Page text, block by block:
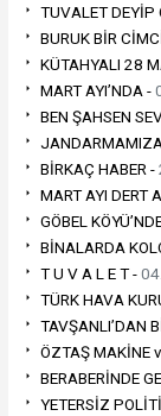
TUVALET DEYİP
BURUK BİR
KÜTAHYALI 28
MART AYI’NDA -
BEN ŞAHSEN
BİRKAÇ HABER -
MART AYI DERT
GÖBEL
BİNALARDA
T U V A L E T -
TÜRK HAVA
TAVŞANLI’DAN
ÖZTAŞ MAKİNE
BERABERİNDE
YETERSİZ